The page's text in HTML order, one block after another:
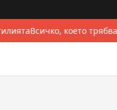
Всичко, което